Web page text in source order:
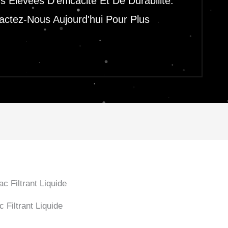
Nous Aujourd'hui Pour Plus
Filtrant Liquide